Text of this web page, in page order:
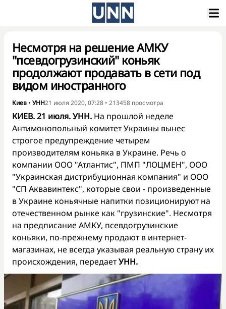
Несмотря на решение АМКУ
"псевдогрузинский" коньяк
продолжают продавать в сети под
видом иностранного
Киев • УНН21 июля 2020, 07:28 • 213458 просмотра
КИЕВ. 21 июля. УНН. На прошлой неделе
Антимонопольный комитет Украины вынес
строгое предупреждение четырем
производителям коньяка в Украине. Речь о
компании ООО "Атлантис", ПМП "ЛОЦМЕН", ООО
"Украинская дистрибуционная компания" и ООО
"СП Аквавинтекс", которые свои - произведенные
в Украине коньячные напитки позиционируют на
отечественном рынке как "грузинские". Несмотря
на предписание АМКУ, псевдогрузинские
коньяки, по-прежнему продают в интернет-
магазинах, не всегда указывая реальную страну их
происхождения, передаетУНН.